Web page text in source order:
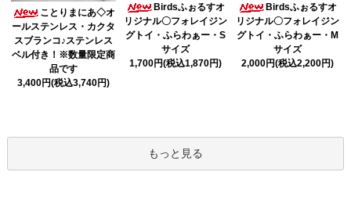
ことりまにあ◇オ
ールステンレス・カクタ
スブランコ♪ステンレス
ベル付き！※数量限定商
品です
3,400円(税込3,740円)
Birdsふぉるすオ
リジナル〇フォレイジン
グトイ・ふらわぁー・S
サイズ
1,700円(税込1,870円)
Birdsふぉるすオ
リジナル〇フォレイジン
グトイ・ふらわぁー・M
サイズ
2,000円(税込2,200円)
もっと見る